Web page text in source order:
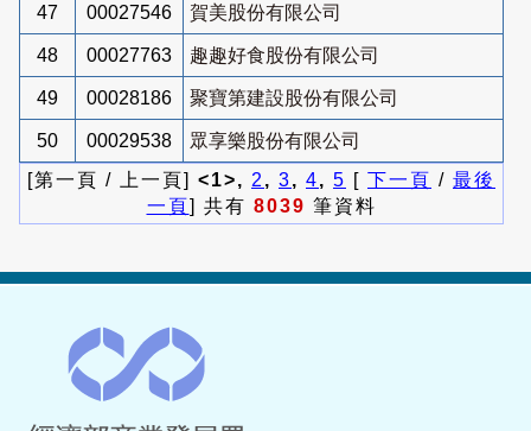
47 00027546 賀美股份有限公司
48 00027763 趣趣好食股份有限公司
49 00028186 聚寶第建設股份有限公司
50 00029538
眾享樂股份有限公司
[第一頁 / 上一頁] <1>, 2 , 3, 4, 5 [ 下一頁 / 最後
一頁] 共有 8039 筆資料